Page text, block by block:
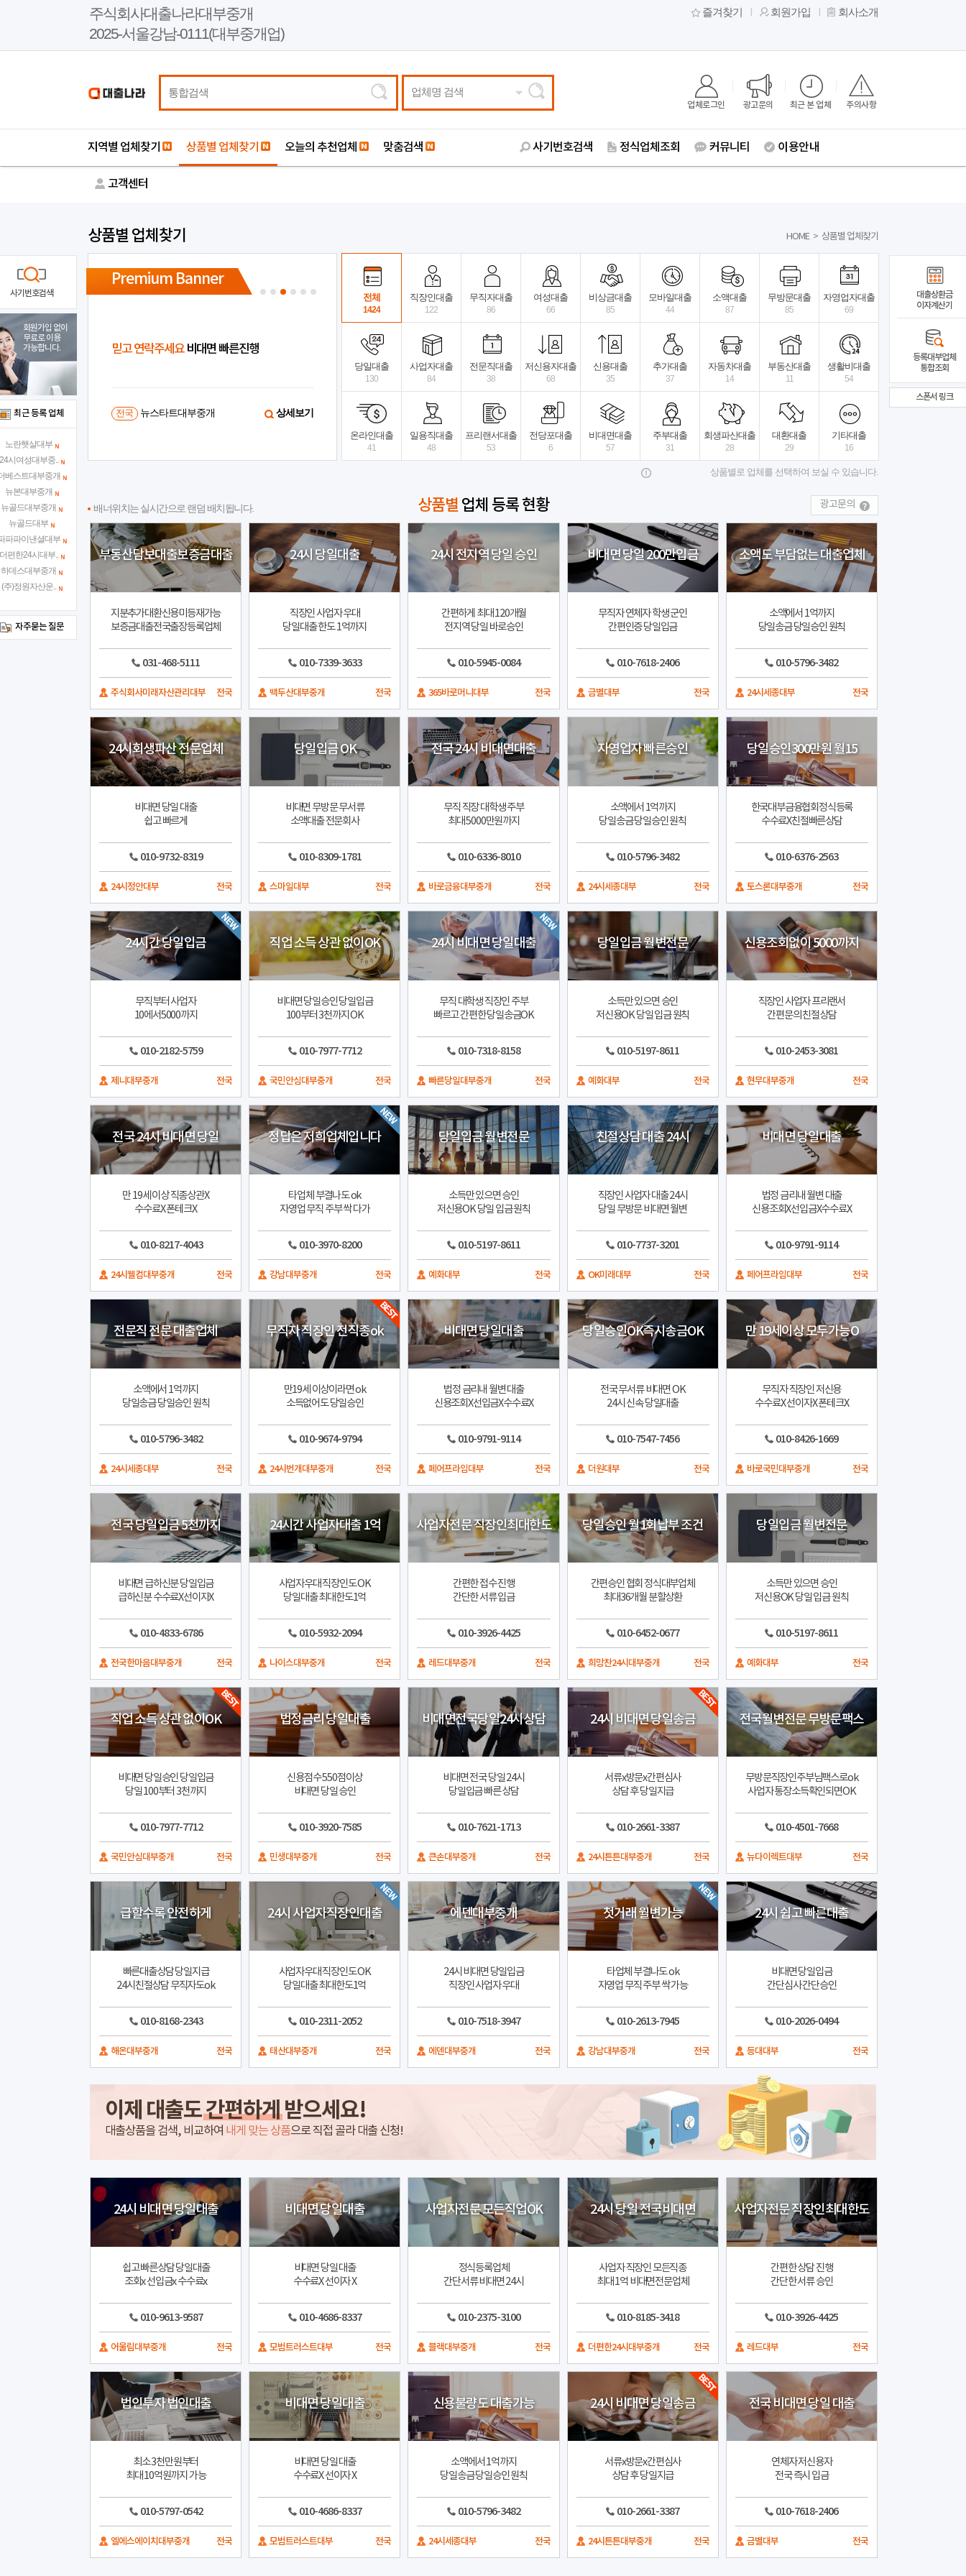
주식회사대출나라대부중개
2025-서울강남-0111(대부중개업)
즐겨찾기 회원가입 회사소개
업체명 검색
업체로그인 광고문의 최근 본 업체 주의사항
지역별 업체찾기 상품별 업체찾기 오늘의 추천업체 맞춤검색 사기번호검색 정식업체조회 커뮤니티 이용안내
고객센터
상품별 업체찾기 HOME > 상품별 업체찾기
Premium Banner
상세보기
믿고 연락주세요비대면 빠른진행
전국 뉴스타트대부중개 상세보기
비대면 당일대출 법정금리내 월변대출
전국 페어프라임대부 상세보기
당장 급하신분 선이자X수수료X
전국 24시전국당일승.. 상세보기
비대면 당일대출수수료
전국
전체
1424
직장인대출
122
무직자대출
86
여성대출
66
비상금대출
85
모바일대출
44
소액대출
87
무방문대출
85
자영업자대출
69
당일대출
130
사업자대출
84
전문직대출
38
저신용자대출
68
신용대출
35
추가대출
37
자동차대출
14
부동산대출
11
생활비대출
54
온라인대출
41
일용직대출
48
프리랜서대출
53
전당포대출
6
비대면대출
57
주부대출
31
회생파산대출
28
대환대출
29
기타대출
16
상품별로 업체를 선택하여 보실 수 있습니다.
사기번호검색
회원가입 없이
무료로 이용
가능합니다.
최근 등록 업체
노란햇살대부
시여성대부중..
베스트대부중개
뉴본대부중개
뉴골드대부중개
뉴골드대부
파파이낸셜대부
편한24시대부..
하데스대부중개
(주)정원자산운..
자주묻는 질문
대출상환금
이자계산기
등록대부업체
통합조회
스폰서 링크
상품별 업체 등록 현황
배너위치는 실시간으로 랜덤 배치됩니다. 광고문의
부동산담보대출보증금대출
지분추가대환신용미등재가능
보증금대출전국출장등록업체
031-468-5111
주식회사미래자산관리대부 전국
24시 당일대출
직장인 사업자 우대
당일대출 한도 1억까지
010-7339-3633
백두산대부중개 전국
24시 전지역 당일 승인
간편하게 최대 120개월
전지역 당일 바로승인
010-5945-0084
365바로머니대부 전국
비대면 당일 200만입금
무직자 연체자 학생 군인
간편인증 당일입금
010-7618-2406
금별대부 전국
소액도 부담없는 대출업체
소액에서 1억까지
당일송금 당일승인 원칙
010-5796-3482
24시세종대부 전국
24시회생파산 전문업체
비대면 당일 대출
쉽고 빠르게
010-9732-8319
24시정안대부 전국
당일입금 OK
비대면 무방문 무서류
소액대출 전문회사
010-8309-1781
스마일대부 전국
전국 24시 비대면대출
무직 직장 대학생 주부
최대 5000만원까지
010-6336-8010
바로금융대부중개 전국
자영업자 빠른승인
소액에서 1억까지
당일송금 당일승인 원칙
010-5796-3482
24시세종대부 전국
당일승인300만원 월15
한국대부금융협회정식등록
수수료X친절빠른상담
010-6376-2563
토스론대부중개 전국
24시간 당일입금
무직부터 사업자
10에서5000까지
010-2182-5759
제니대부중개 전국
직업 소득 상관 없이OK
비대면 당일승인 당일입금
100부터 3천까지 OK
010-7977-7712
국민안심대부중개 전국
24시 비대면 당일대출
무직 대학생 직장인 주부
빠르고 간편한 당일송금OK
010-7318-8158
빠른당일대부중개 전국
당일입금 월변전문
소득만 있으면 승인
저신용OK 당일 입금 원칙
010-5197-8611
예화대부 전국
신용조회없이 5000까지
직장인 사업자 프리랜서
간편문의 친절상담
010-2453-3081
현무대부중개 전국
전국 24시 비대면 당일
만 19세 이상 직종상관X
수수료X 폰테크X
010-8217-4043
24시웰컴대부중개 전국
정답은 저희업체입니다
타업체 부결나도 ok
자영업 무직 주부 싹 다가
010-3970-8200
강남대부중개 전국
당일입금 월변전문
소득만 있으면 승인
저신용OK 당일 입금 원칙
010-5197-8611
예화대부 전국
친절상담 대출 24시
직장인 사업자 대출 24시
당일 무방문 비대면 월변
010-7737-3201
OK미래대부 전국
비대면 당일대출
법정 금리내 월변 대출
신용조회X선입금X수수료X
010-9791-9114
페어프라임대부 전국
전문직 전문 대출업체
소액에서 1억까지
당일송금 당일승인 원칙
010-5796-3482
24시세종대부 전국
무직자 직장인 전직종ok
만19세 이상이라면 ok
소득없어도 당일승인
010-9674-9794
24시번개대부중개 전국
비대면 당일대출
법정 금리내 월변 대출
신용조회X선입금X수수료X
010-9791-9114
페어프라임대부 전국
당일승인OK즉시송금OK
전국 무서류 비대면 OK
24시 신속 당일대출
010-7547-7456
더원대부 전국
만 19세이상 모두가능O
무직자 직장인 저신용
수수료X 선이자X 폰테크X
010-8426-1669
바로국민대부중개 전국
전국 당일입금 5천까지
비대면 급하신분 당일입금
급하신분 수수료X선이자X
010-4833-6786
전국한마음대부중개 전국
24시간 사업자대출 1억
사업자우대 직장인도 OK
당일대출 최대한도1억
010-5932-2094
나이스대부중개 전국
사업자전문 직장인최대한도
간편한 접수 진행
간단한 서류 입금
010-3926-4425
레드대부중개 전국
당일승인 월1회납부 조건
간편승인 협회 정식대부업체
최대36개월 분할상환
010-6452-0677
희망찬24시대부중개 전국
당일입금 월변전문
소득만 있으면 승인
저신용OK 당일 입금 원칙
010-5197-8611
예화대부 전국
직업 소득 상관 없이OK
비대면 당일승인 당일입금
당일 100부터 3천까지
010-7977-7712
국민안심대부중개 전국
법정금리 당일대출
신용점수 550점이상
비대면 당일 승인
010-3920-7585
민생대부중개 전국
비대면전국당일24시상담
비대면 전국 당일 24시
당일입금 빠른 상담
010-7621-1713
큰손대부중개 전국
24시 비대면 당일송금
서류x방문x간편심사
상담 후 당일지급
010-2661-3387
24시튼튼대부중개 전국
전국월변전문 무방문팩스
무방문직장인주부님팩스로ok
사업자 통장소득확인되면OK
010-4501-7668
뉴다이렉트대부 전국
급할수록 안전하게
빠른대출상담 당일지급
24시친절상담 무직자도ok
010-8168-2343
해온대부중개 전국
24시 사업자직장인대출
사업자우대 직장인도 OK
당일대출 최대한도1억
010-2311-2052
태산대부중개 전국
에덴대부중개
24시 비대면 당일입금
직장인 사업자 우대
010-7518-3947
에덴대부중개 전국
첫거래 월변가능
타업체 부결나도 ok
자영업 무직 주부 싹 가능
010-2613-7945
강남대부중개 전국
24시 쉽고 빠른대출
비대면 당일입금
간단심사 간단승인
010-2026-0494
등대대부 전국
이제 대출도간편하게받으세요!
대출상품을 검색, 비교하여 내게 맞는 상품으로 직접 골라 대출 신청!
24시 비대면 당일대출
쉽고 빠른상담 당일대출
조회x 선입금x 수수료x
010-9613-9587
어울림대부중개 전국
비대면 당일대출
비대면 당일 대출
수수료X 선이자 X
010-4686-8337
모범트러스트대부 전국
사업자전문 모든직업OK
정식등록업체
간단서류 비대면 24시
010-2375-3100
블랙대부중개 전국
24시 당일 전국비대면
사업자 직장인 모든직종
최대 1억 비대면전문업체
010-8185-3418
더편한24시대부중개 전국
사업자전문 직장인최대한도
간편한 상담 진행
간단한 서류 승인
010-3926-4425
레드대부 전국
법인투자 법인대출
최소 3천만원부터
최대 10억원까지 가능
010-5797-0542
엘에스에이치대부중개 전국
비대면 당일대출
비대면 당일 대출
수수료X 선이자 X
010-4686-8337
모범트러스트대부 전국
신용불량도 대출가능
소액에서 1억까지
당일송금 당일승인 원칙
010-5796-3482
24시세종대부 전국
24시 비대면 당일송금
서류x방문x간편심사
상담 후 당일지급
010-2661-3387
24시튼튼대부중개 전국
전국 비대면 당일 대출
연체자 저신용자
전국 즉시 입금
010-7618-2406
금별대부 전국